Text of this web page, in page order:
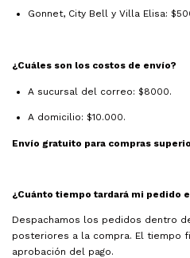
Gonnet, City Bell y Villa Elisa:
¿Cuáles son los costos de envío?
A sucursal del correo: $8000.
A domicilio: $10.000.
Envío gratuito para compras
¿Cuánto tiempo tardará mi pedido
Despachamos los pedidos dentro
posteriores a la compra. El tiempo
aprobación del pago.